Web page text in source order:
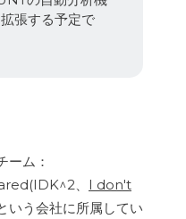
張する予定で
ム：
、 I don't
いう会社に所属してい